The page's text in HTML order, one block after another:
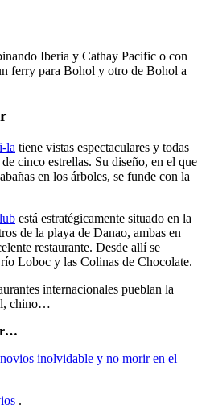
Iberia y Cathay Pacific o con
ferry para Bohol y otro de Bohol a
la tiene vistas espectaculares y todas
cinco estrellas. Su diseño, en el que
en los árboles, se funde con la
está estratégicamente situado en la
de la playa de Danao, ambas en
restaurante. Desde allí se
Loboc y las Colinas de Chocolate.
internacionales pueblan la
chino…
inolvidable y no morir en el
.